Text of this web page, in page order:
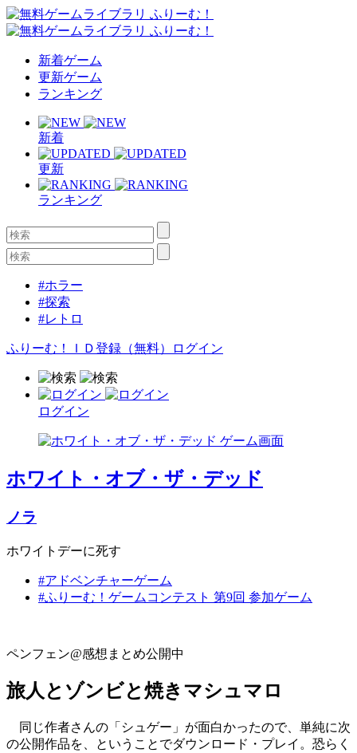
新着ゲーム
更新ゲーム
ランキング
新着
更新
ランキング
#ホラー
#探索
#レトロ
ふりーむ！ＩＤ登録（無料） ログイン
ログイン
ホワイト・オブ・ザ・デッド
ノラ
ホワイトデーに死す
#アドベンチャーゲーム
#ふりーむ！ゲームコンテスト 第9回 参加ゲーム
ペンフェン@感想まとめ公開中
旅人とゾンビと焼きマシュマロ
同じ作者さんの「シュゲー」が面白かったので、単純に次
の公開作品を、ということでダウンロード・プレイ。恐らく